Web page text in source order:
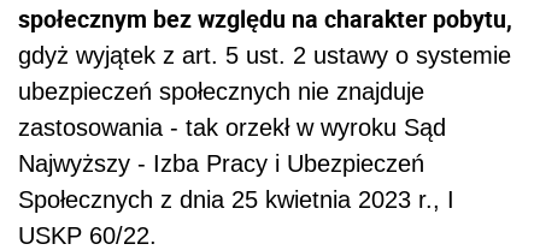
społecznym bez względu na charakter pobytu,
gdyż wyjątek z art. 5 ust. 2 ustawy o systemie
ubezpieczeń społecznych nie znajduje
zastosowania - tak orzekł w wyroku Sąd
Najwyższy - Izba Pracy i Ubezpieczeń
Społecznych z dnia 25 kwietnia 2023 r., I
USKP 60/22.